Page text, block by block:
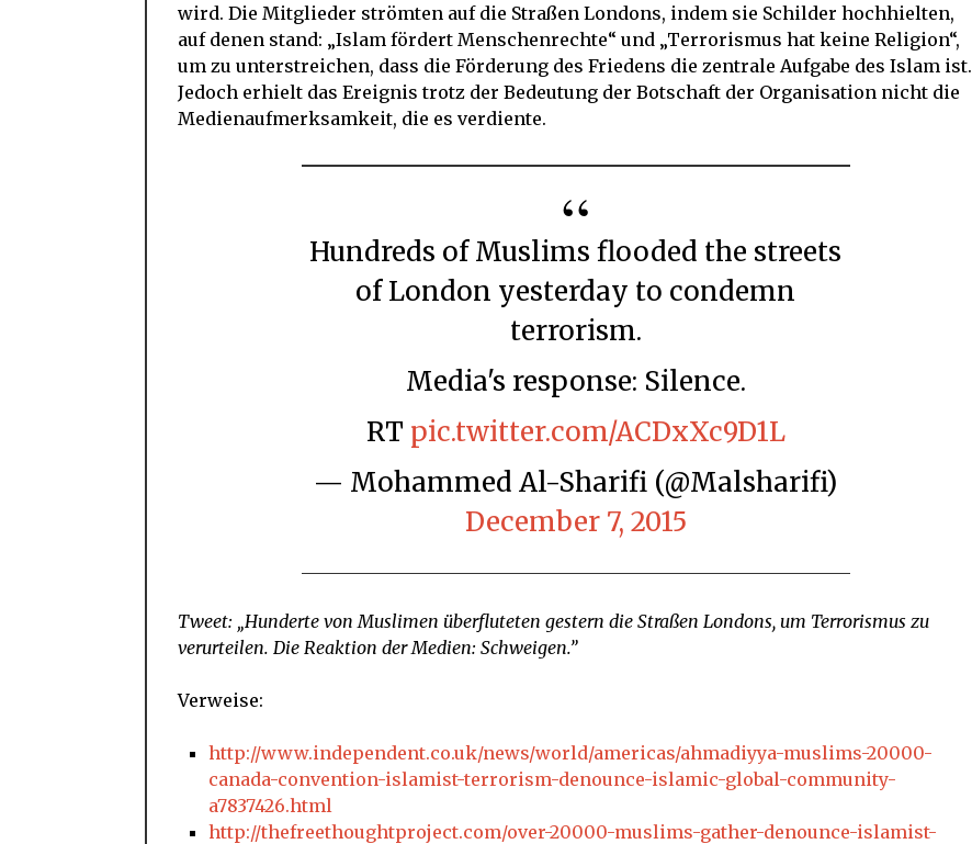
wird. Die Mitglieder strömten auf die Straßen Londons, indem sie Schilder hochhielten,
auf denen stand: „Islam fördert Menschenrechte“ und „Terrorismus hat keine Religion“,
um zu unterstreichen, dass die Förderung des Friedens die zentrale Aufgabe des Islam ist.
Jedoch erhielt das Ereignis trotz der Bedeutung der Botschaft der Organisation nicht die
Medienaufmerksamkeit, die es verdiente.
Hundreds of Muslims flooded the streets
of London yesterday to condemn
terrorism.
Media's response: Silence.
RT pic.twitter.com/ACDxXc9D1L
— Mohammed Al-Sharifi (@Malsharifi)
December 7, 2015
Tweet: „Hunderte von Muslimen überfluteten gestern die Straßen Londons, um Terrorismus zu
verurteilen. Die Reaktion der Medien: Schweigen.”
Verweise:
http://www.independent.co.uk/news/world/americas/ahmadiyya-muslims-20000-
canada-convention-islamist-terrorism-denounce-islamic-global-community-
a7837426.html
http://thefreethoughtproject.com/over-20000-muslims-gather-denounce-islamist-